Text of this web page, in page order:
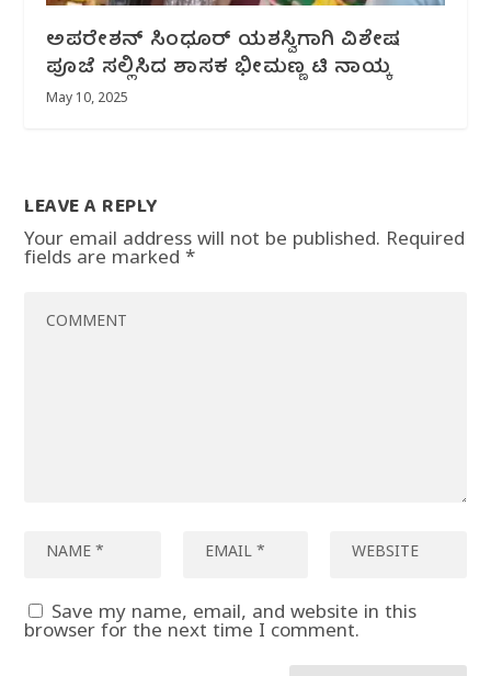
ಅಪರೇಶನ್ ಸಿಂಧೂರ್ ಯಶಸ್ವಿಗಾಗಿ ವಿಶೇಷ
ಪೂಜೆ ಸಲ್ಲಿಸಿದ ಶಾಸಕ ಭೀಮಣ್ಣ ಟಿ ನಾಯ್ಕ
May 10, 2025
LEAVE A REPLY
Your email address will not be published. Required
fields are marked*
Save my name, email, and website in this
browser for the next time I comment.